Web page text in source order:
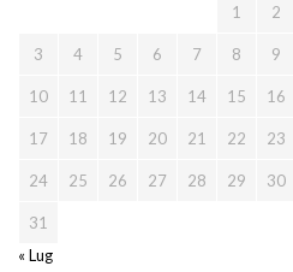
1 2
3 4 5 6 7 8 9
10 11 12 13 14 15 16
17 18 19 20 21 22 23
24 25 26 27 28 29 30
31
« Lug